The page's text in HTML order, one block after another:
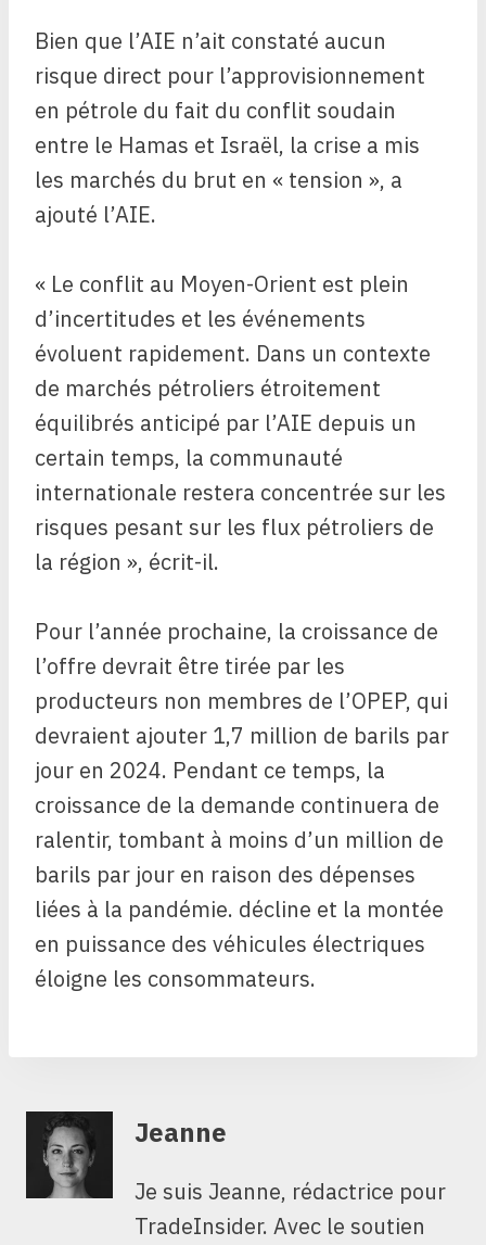
Bien que l’AIE n’ait constaté aucun
risque direct pour l’approvisionnement
en pétrole du fait du conflit soudain
entre le Hamas et Israël, la crise a mis
les marchés du brut en « tension », a
ajouté l’AIE.
« Le conflit au Moyen-Orient est plein
d’incertitudes et les événements
évoluent rapidement. Dans un contexte
de marchés pétroliers étroitement
équilibrés anticipé par l’AIE depuis un
certain temps, la communauté
internationale restera concentrée sur les
risques pesant sur les flux pétroliers de
la région », écrit-il.
Pour l’année prochaine, la croissance de
l’offre devrait être tirée par les
producteurs non membres de l’OPEP, qui
devraient ajouter 1,7 million de barils par
jour en 2024. Pendant ce temps, la
croissance de la demande continuera de
ralentir, tombant à moins d’un million de
barils par jour en raison des dépenses
liées à la pandémie. décline et la montée
en puissance des véhicules électriques
éloigne les consommateurs.
Jeanne
Je suis Jeanne, rédactrice pour
TradeInsider. Avec le soutien